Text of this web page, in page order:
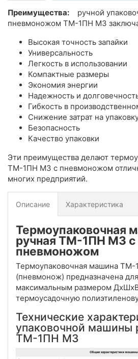
Преимущества:
ручной
пневмоножом ТМ-1ПН М3
Высокая точность запайки
Универсальность
Легкость в использовании
Компактные размеры
Экономия энергии
Надежность и
Гибкость в
Снижение затрат на
Безопасность
Качество упаковки
Эти преимущества делают
ТМ-1ПН М3 с пневмоножом
многих предприятий.
Описание Характеристика
Термоупаковочная
ручная ТМ-1ПН М3 с
пневмоножом
Термоупаковочная машина
(пневмонож) предназначена
максимальным размером
термоусадочную
Технические
упаковочной машины
ТМ-1ПН М3